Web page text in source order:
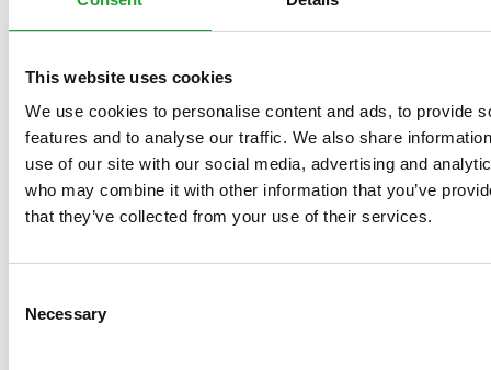
This website uses cookies
We use cookies to personalise content and ads, to provide
features and to analyse our traffic. We also share
use of our site with our social media, advertising and
who may combine it with other information that you’ve
that they’ve collected from your use of their services.
Selection
Necessary